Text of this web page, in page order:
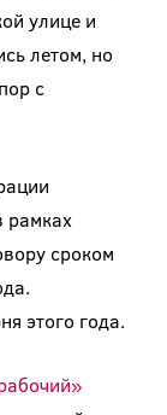
улице и
летом, но
с
рамках
сроком
этого года.